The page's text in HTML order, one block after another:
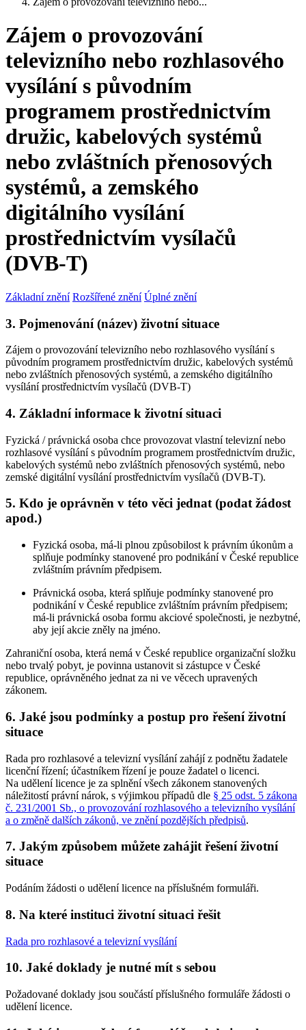
Zájem o provozování
televizního nebo rozhlasového
vysílání s původním
programem prostřednictvím
družic, kabelových systémů
nebo zvláštních přenosových
systémů, a zemského
digitálního vysílání
prostřednictvím vysílačů
(DVB-T)
Základní znění Rozšířené znění Úplné znění
3. Pojmenování (název) životní situace
Zájem o provozování televizního nebo rozhlasového vysílání s
původním programem prostřednictvím družic, kabelových systémů
nebo zvláštních přenosových systémů, a zemského digitálního
vysílání prostřednictvím vysílačů (DVB-T)
4. Základní informace k životní situaci
Fyzická / právnická osoba chce provozovat vlastní televizní nebo
rozhlasové vysílání s původním programem prostřednictvím družic,
kabelových systémů nebo zvláštních přenosových systémů, nebo
zemské digitální vysílání prostřednictvím vysílačů (DVB-T).
5. Kdo je oprávněn v této věci jednat (podat žádost
apod.)
Fyzická osoba, má-li plnou způsobilost k právním úkonům a
splňuje podmínky stanovené pro podnikání v České republice
zvláštním právním předpisem.
Právnická osoba, která splňuje podmínky stanovené pro
podnikání v České republice zvláštním právním předpisem;
má-li právnická osoba formu akciové společnosti, je nezbytné,
aby její akcie zněly na jméno.
Zahraniční osoba, která nemá v České republice organizační složku
nebo trvalý pobyt, je povinna ustanovit si zástupce v České
republice, oprávněného jednat za ni ve věcech upravených
zákonem.
6. Jaké jsou podmínky a postup pro řešení životní
situace
Rada pro rozhlasové a televizní vysílání zahájí z podnětu žadatele
licenční řízení; účastníkem řízení je pouze žadatel o licenci.
Na udělení licence je za splnění všech zákonem stanovených
náležitostí právní nárok, s výjimkou případů dle § 25 odst. 5 zákona
č. 231/2001 Sb., o provozování rozhlasového a televizního vysílání
a o změně dalších zákonů, ve znění pozdějších předpisů.
7. Jakým způsobem můžete zahájit řešení životní
situace
Podáním žádosti o udělení licence na příslušném formuláři.
8. Na které instituci životní situaci řešit
Rada pro rozhlasové a televizní vysílání
10. Jaké doklady je nutné mít s sebou
Požadované doklady jsou součástí příslušného formuláře žádosti o
udělení licence.